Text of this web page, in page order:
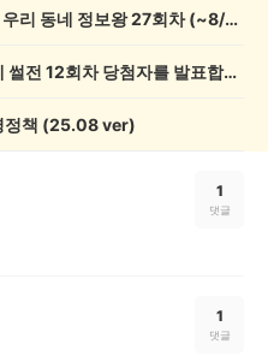
💸 전원 2,000캐시 지급! 우리 동네 정보왕 27회차 (~8/10)
💰[당첨자 발표] 우리 동네 썰전 12회차 당첨자를 발표합니다!
정책 (25.08 ver)
1
댓글
1
댓글